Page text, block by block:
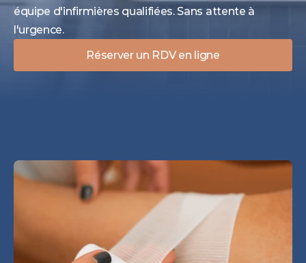
équipe d'infirmières qualifiées. Sans attente à
l'urgence.
Réserver un RDV en ligne